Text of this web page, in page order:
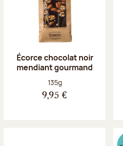
Écorce chocolat noir
mendiant gourmand
Poids net :
135g
9,95 €